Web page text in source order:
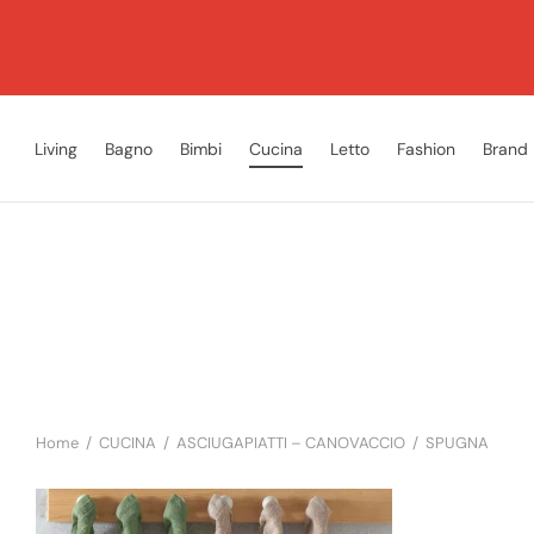
Living Bagno Bimbi Cucina Letto Fashion Brand
Home / CUCINA / ASCIUGAPIATTI – CANOVACCIO / SPUGNA